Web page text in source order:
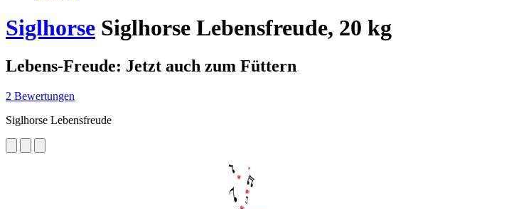
Siglhorse Siglhorse Lebensfreude, 20 kg
Lebens-Freude: Jetzt auch zum Füttern
2 Bewertungen
Siglhorse Lebensfreude